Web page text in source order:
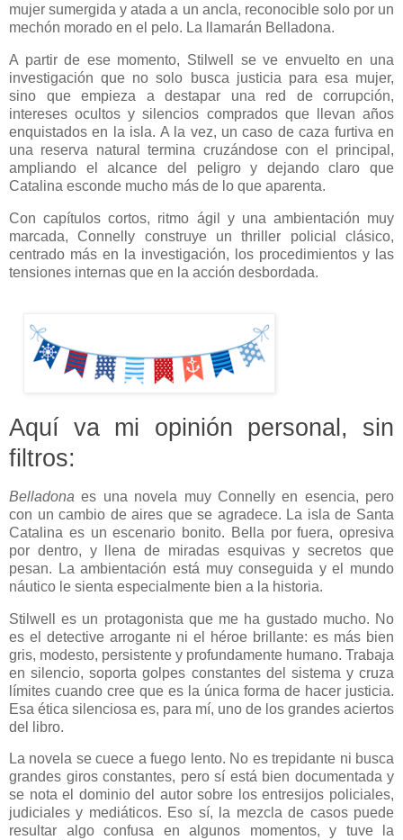
mujer sumergida y atada a un ancla, reconocible solo por un
mechón morado en el pelo. La llamarán Belladona.
A partir de ese momento, Stilwell se ve envuelto en una
investigación que no solo busca justicia para esa mujer,
sino que empieza a destapar una red de corrupción,
intereses ocultos y silencios comprados que llevan años
enquistados en la isla. A la vez, un caso de caza furtiva en
una reserva natural termina cruzándose con el principal,
ampliando el alcance del peligro y dejando claro que
Catalina esconde mucho más de lo que aparenta.
Con capítulos cortos, ritmo ágil y una ambientación muy
marcada, Connelly construye un thriller policial clásico,
centrado más en la investigación, los procedimientos y las
tensiones internas que en la acción desbordada.
Aquí va mi opinión personal, sin
filtros:
Belladona es una novela muy Connelly en esencia, pero
con un cambio de aires que se agradece. La isla de Santa
Catalina es un escenario bonito. Bella por fuera, opresiva
por dentro, y llena de miradas esquivas y secretos que
pesan. La ambientación está muy conseguida y el mundo
náutico le sienta especialmente bien a la historia.
Stilwell es un protagonista que me ha gustado mucho. No
es el detective arrogante ni el héroe brillante: es más bien
gris, modesto, persistente y profundamente humano. Trabaja
en silencio, soporta golpes constantes del sistema y cruza
límites cuando cree que es la única forma de hacer justicia.
Esa ética silenciosa es, para mí, uno de los grandes aciertos
del libro.
La novela se cuece a fuego lento. No es trepidante ni busca
grandes giros constantes, pero sí está bien documentada y
se nota el dominio del autor sobre los entresijos policiales,
judiciales y mediáticos. Eso sí, la mezcla de casos puede
resultar algo confusa en algunos momentos, y tuve la